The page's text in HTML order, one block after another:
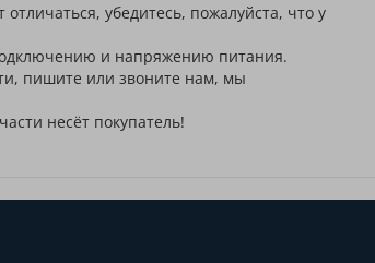
убедитесь, пожалуйста, что у
и напряжению питания.
пишите или звоните нам, мы
несёт покупатель!